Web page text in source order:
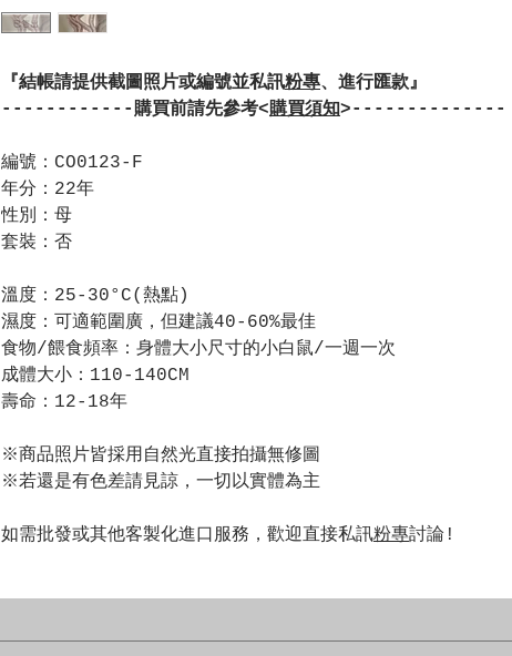
『結帳請提供截圖照片或編號並私訊粉專、進行匯款』
------------購買前請先參考<購買須知>--------------
編號：CO0123-F
年分：22年
性別：母
套裝：否
溫度：25-30°C(熱點)
濕度：可適範圍廣，但建議40-60%最佳
食物/餵食頻率：身體大小尺寸的小白鼠/一週一次
成體大小：110-140CM
壽命：12-18年
※商品照片皆採用自然光直接拍攝無修圖
※若還是有色差請見諒，一切以實體為主
如需批發或其他客製化進口服務，歡迎直接私訊粉專討論!